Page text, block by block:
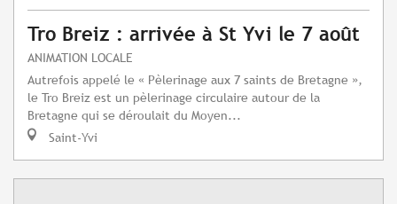
Tro Breiz : arrivée à St Yvi le 7 août
ANIMATION LOCALE
Autrefois appelé le « Pèlerinage aux 7 saints de Bretagne »,
le Tro Breiz est un pèlerinage circulaire autour de la
Bretagne qui se déroulait du Moyen...
Saint-Yvi